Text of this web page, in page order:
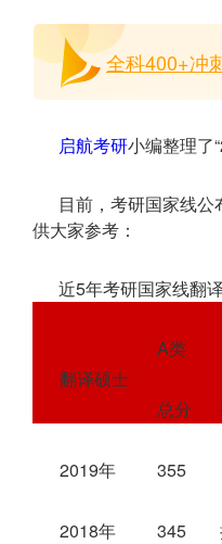
全科400+冲
启航考研小编整理了
目前，考研国家线
供大家参考：
近5年考研国家线翻
翻译硕士
A类
总分
2019年 355
2018年 345